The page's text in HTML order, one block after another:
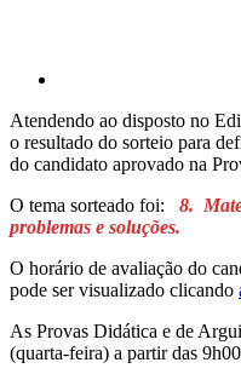
Atendendo ao disposto no
o resultado do sorteio para
do candidato aprovado na
O tema sorteado foi: 8.
problemas e soluções.
O horário de avaliação do
pode ser visualizado clicando
As Provas Didática e de
(quarta-feira) a partir das